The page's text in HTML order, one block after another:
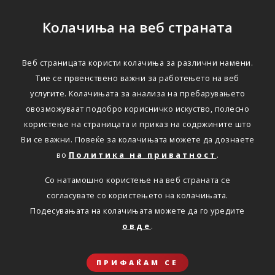
Колачиња на веб страната
Веб страницата користи колачиња за различни намени.
Тие се првенствено важни за работењето на веб
услугите. Колачињата за анализа на пребарувањето
овозможуваат подобро корисничко искуство, полесно
користење на страницата и приказ на содржините што
Ви се важни. Повеќе за колачињата можете да дознаете
во Политика на приватност .
Со натамошно користење на веб страната се
согласувате со користењето на колачињата.
Подесувањата на колачињата можете да го уредите
овде .
ПРИФАЌАМ СЕ